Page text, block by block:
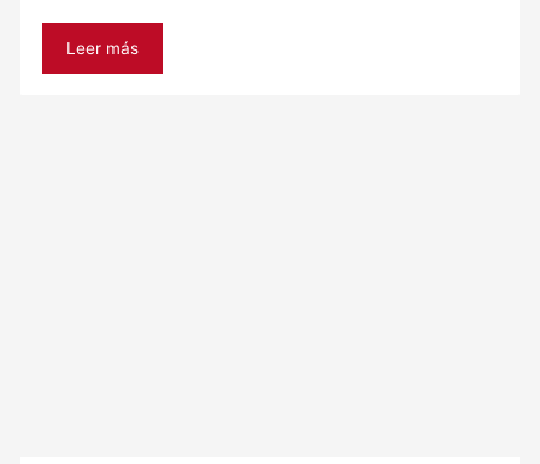
Leer más